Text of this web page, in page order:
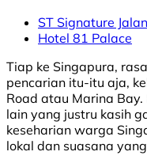
ST Signature
Hotel 81 Palace
Tiap ke Singapura,
pencarian itu-itu aja,
Road atau Marina
lain yang justru kasih
keseharian warga
lokal dan suasana